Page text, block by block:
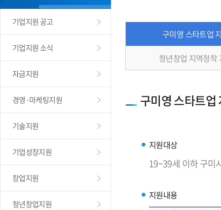
기업지원 공고
기업지원 소식
자금지원
경영·마케팅지원
기술지원
기업성장지원
창업지원
청년창업지원
구미영 스타트업
청년창업 지역정착
구미영 스타트업
지원대상
19~39세 이하 구미
지원내용